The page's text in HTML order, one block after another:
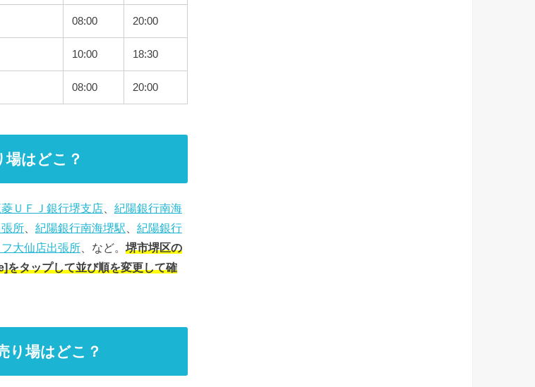
08:00 20:00
10:00 18:30
08:00 20:00
場はどこ？
ＵＦＪ銀行堺支店
紀陽銀行南海
所 紀陽銀行南海堺駅
紀陽銀行
大仙店出張所 、など。 堺市堺区の
タップして並び順を変更して確
り場はどこ？